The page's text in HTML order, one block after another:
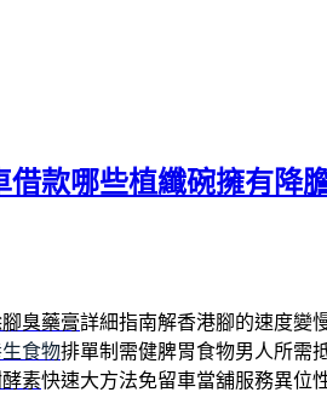
借款哪些植纖碗擁有降
腳臭藥膏詳細指南解香港腳的速度變
食物排單制需健脾胃食物男人所需
素快速大方法免留車當舖服務異位